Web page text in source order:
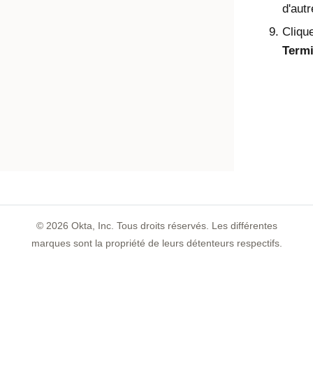
© 2026 Okta, Inc. Tous droits réservés. Les différentes
marques sont la propriété de leurs détenteurs respectifs.